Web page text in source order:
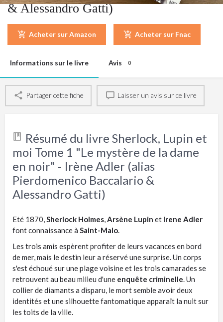
& Alessandro Gatti)
Acheter sur Amazon Acheter sur Fnac
Informations sur le livre Avis 0
Partager cette fiche Laisser un avis sur ce livre
Résumé du livre Sherlock, Lupin et
moi Tome 1 "Le mystère de la dame
en noir" - Irène Adler (alias
Pierdomenico Baccalario &
Alessandro Gatti)
Eté 1870, Sherlock Holmes Arsène Lupin et Irene Adler
font connaissance à Saint-Malo
Les trois amis espèrent profiter de leurs vacances en bord
de mer, mais le destin leur a réservé une surprise. Un corps
s'est échoué sur une plage voisine et les trois camarades se
retrouvent au beau milieu d'une enquête criminelle . Un
collier de diamants a disparu, le mort semble avoir deux
identités et une silhouette fantomatique apparaît la nuit sur
les toits de la ville.